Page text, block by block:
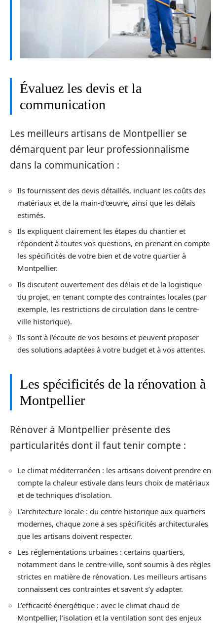
Évaluez les devis et la
communication
Les meilleurs artisans de Montpellier se
démarquent par leur professionnalisme
dans la communication :
Ils fournissent des devis détaillés, incluant les coûts des
matériaux et de la main-d’œuvre, ainsi que les délais
estimés.
Ils expliquent clairement les étapes du chantier et
répondent à toutes vos questions, en prenant en compte
les spécificités de votre bien et de votre quartier à
Montpellier.
Ils discutent ouvertement des délais et de la logistique
du projet, en tenant compte des contraintes locales (par
exemple, les restrictions de circulation dans le centre-
ville historique).
Ils sont à l’écoute de vos besoins et peuvent proposer
des solutions adaptées à votre budget et à vos attentes.
Les spécificités de la rénovation à
Montpellier
Rénover à Montpellier présente des
particularités dont il faut tenir compte :
Le climat méditerranéen : les artisans doivent prendre en
compte la chaleur estivale dans leurs choix de matériaux
et de techniques d’isolation.
L’architecture locale : du centre historique aux quartiers
modernes, chaque zone a ses spécificités architecturales
que les artisans doivent respecter.
Les réglementations urbaines : certains quartiers,
notamment dans le centre-ville, sont soumis à des règles
strictes en matière de rénovation. Les meilleurs artisans
connaissent ces contraintes et savent s’y adapter.
L’efficacité énergétique : avec le climat chaud de
Montpellier, l’isolation et la ventilation sont des enjeux